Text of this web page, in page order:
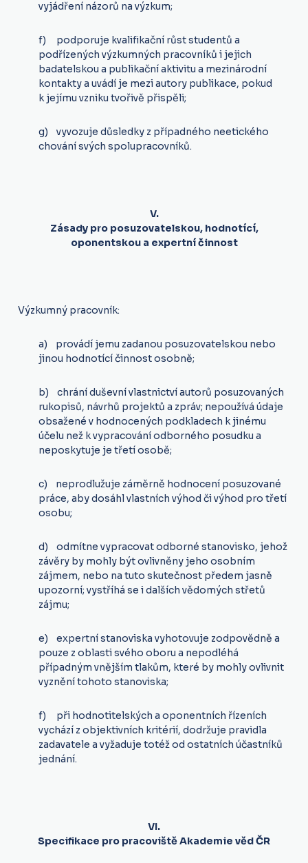
vyjádření názorů na výzkum;
f) podporuje kvalifikační růst studentů a
podřízených výzkumných pracovníků i jejich
badatelskou a publikační aktivitu a mezinárodní
kontakty a uvádí je mezi autory publikace, pokud
k jejímu vzniku tvořivě přispěli;
g) vyvozuje důsledky z případného neetického
chování svých spolupracovníků.
V.
Zásady pro posuzovatelskou, hodnotící,
oponentskou a expertní činnost
Výzkumný pracovník:
a) provádí jemu zadanou posuzovatelskou nebo
jinou hodnotící činnost osobně;
b) chrání duševní vlastnictví autorů posuzovaných
rukopisů, návrhů projektů a zpráv; nepoužívá údaje
obsažené v hodnocených podkladech k jinému
účelu než k vypracování odborného posudku a
neposkytuje je třetí osobě;
c) neprodlužuje záměrně hodnocení posuzované
práce, aby dosáhl vlastních výhod či výhod pro třetí
osobu;
d) odmítne vypracovat odborné stanovisko, jehož
závěry by mohly být ovlivněny jeho osobním
zájmem, nebo na tuto skutečnost předem jasně
upozorní; vystříhá se i dalších vědomých střetů
zájmu;
e) expertní stanoviska vyhotovuje zodpovědně a
pouze z oblasti svého oboru a nepodléhá
případným vnějším tlakům, které by mohly ovlivnit
vyznění tohoto stanoviska;
f) při hodnotitelských a oponentních řízeních
vychází z objektivních kritérií, dodržuje pravidla
zadavatele a vyžaduje totéž od ostatních účastníků
jednání.
VI.
Specifikace pro pracoviště Akademie věd ČR